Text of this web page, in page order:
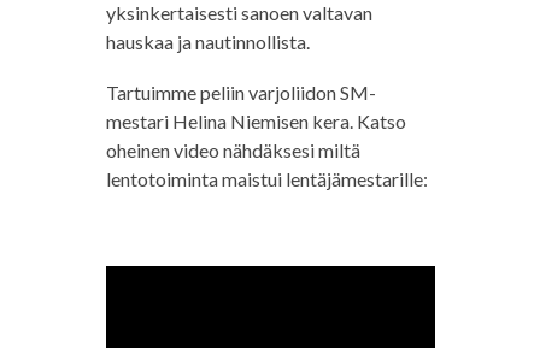
yksinkertaisesti sanoen valtavan
hauskaa ja nautinnollista.
Tartuimme peliin varjoliidon SM-
mestari Helina Niemisen kera. Katso
oheinen video nähdäksesi miltä
lentotoiminta maistui lentäjämestarille: